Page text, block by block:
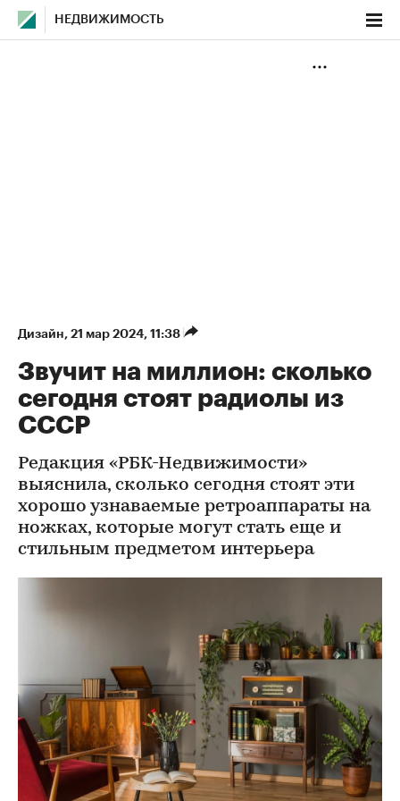
НЕДВИЖИМОСТЬ
Дизайн⁠, 21 мар 2024, 11:38
Звучит на миллион: сколько
сегодня стоят радиолы из
СССР
Редакция «РБК-Недвижимости»
выяснила, сколько сегодня стоят эти
хорошо узнаваемые ретроаппараты на
ножках, которые могут стать еще и
стильным предметом интерьера